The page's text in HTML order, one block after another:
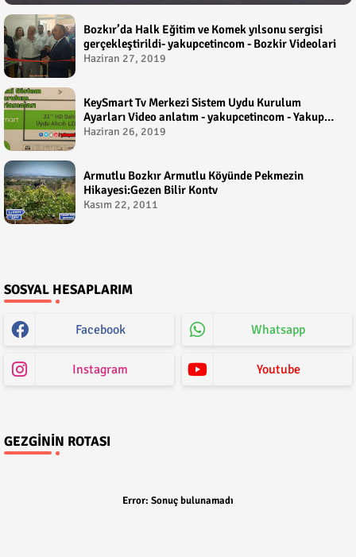
Bozkır’da Halk Eğitim ve Komek yılsonu sergisi
gerçekleştirildi- yakupcetincom - Bozkir Videolari
Haziran 27, 2019
KeySmart Tv Merkezi Sistem Uydu Kurulum
Ayarları Video anlatım - yakupcetincom - Yakup
Çetin
Haziran 26, 2019
Armutlu Bozkır Armutlu Köyünde Pekmezin
Hikayesi:Gezen Bilir Kontv
Kasım 22, 2011
SOSYAL HESAPLARIM
Facebook Whatsapp
Instagram Youtube
GEZGININ ROTASI
Error: Sonuç bulunamadı